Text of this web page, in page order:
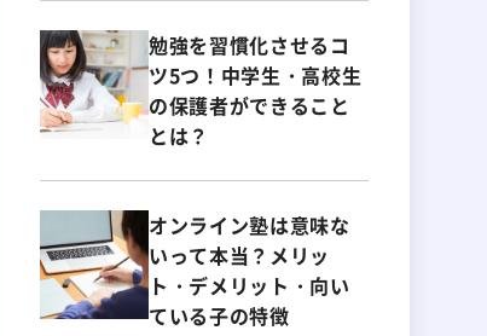
勉強を習慣化させるコ
ツ5つ！中学生・高校生
の保護者ができること
とは？
オンライン塾は意味な
いって本当？メリッ
ト・デメリット・向い
ている子の特徴